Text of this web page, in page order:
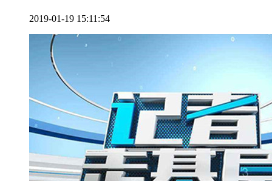
2019-01-19 15:11:54